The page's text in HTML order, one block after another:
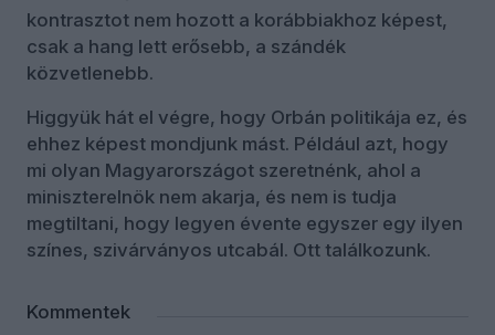
kontrasztot nem hozott a korábbiakhoz képest,
csak a hang lett erősebb, a szándék
közvetlenebb.
Higgyük hát el végre, hogy Orbán politikája ez, és
ehhez képest mondjunk mást. Például azt, hogy
mi olyan Magyarországot szeretnénk, ahol a
miniszterelnök nem akarja, és nem is tudja
megtiltani, hogy legyen évente egyszer egy ilyen
színes, szivárványos utcabál. Ott találkozunk.
Kommentek